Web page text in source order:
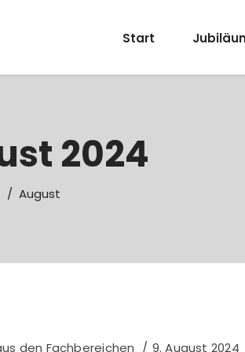
Start
2024
/ August
den Fachbereichen 9. August 2024